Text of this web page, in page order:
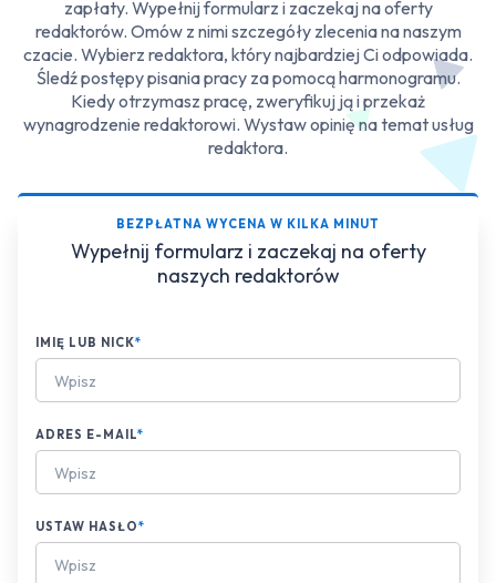
zapłaty. Wypełnij formularz i zaczekaj na oferty
redaktorów. Omów z nimi szczegóły zlecenia na naszym
czacie. Wybierz redaktora, który najbardziej Ci odpowiada.
Śledź postępy pisania pracy za pomocą harmonogramu.
Kiedy otrzymasz pracę, zweryfikuj ją i przekaż
wynagrodzenie redaktorowi. Wystaw opinię na temat usług
redaktora.
BEZPŁATNA WYCENA W KILKA MINUT
Wypełnij formularz i zaczekaj na oferty
naszych redaktorów
IMIĘ LUB NICK*
ADRES E-MAIL*
USTAW HASŁO*